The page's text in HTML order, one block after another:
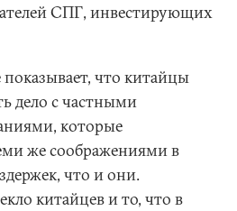
СПГ, инвестирующих
что китайцы
дело с частными
которые
же соображениями в
что и они.
китайцев и то, что в